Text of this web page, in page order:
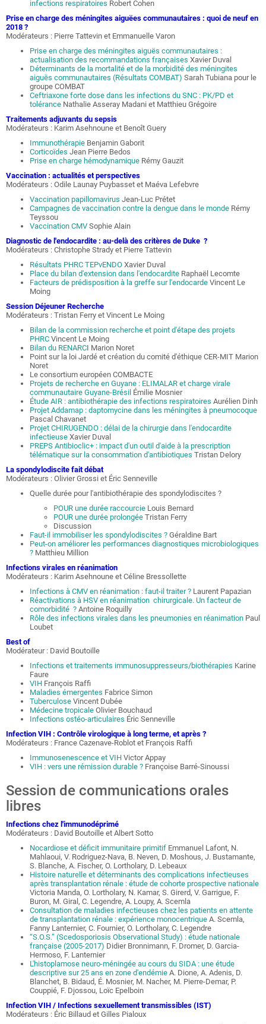
infections respiratoires Robert Cohen
Prise en charge des méningites aiguëes communautaires : quoi de neuf en
2018 ?
Modérateurs : Pierre Tattevin et Emmanuelle Varon
Prise en charge des méningites aiguës communautaires :
actualisation des recommandations françaises Xavier Duval
Déterminants de la mortalité et de la morbidité des méningites
aiguës communautaires (Résultats COMBAT) Sarah Tubiana pour le
groupe COMBAT
Ceftriaxone forte dose dans les infections du SNC : PK/PD et
tolérance Nathalie Asseray Madani et Matthieu Grégoire
Traitements adjuvants du sepsis
Modérateurs : Karim Asehnoune et Benoît Guery
Immunothérapie Benjamin Gaborit
Corticoïdes Jean Pierre Bedos
Prise en charge hémodynamique Rémy Gauzit
Vaccination : actualités et perspectives
Modérateurs : Odile Launay Puybasset et Maéva Lefebvre
Vaccination papillomavirus Jean-Luc Prétet
Campagnes de vaccination contre la dengue dans le monde Rémy
Teyssou
Vaccination CMV Sophie Alain
Diagnostic de l'endocardite : au-delà des critères de Duke ?
Modérateurs : Christophe Strady et Pierre Tattevin
Résultats PHRC TEPvENDO Xavier Duval
Place du bilan d'extension dans l'endocardite Raphaël Lecomte
Facteurs de prédisposition à la greffe sur l'endocarde Vincent Le
Moing
Session Déjeuner Recherche
Modérateurs : Tristan Ferry et Vincent Le Moing
Bilan de la commission recherche et point d'étape des projets
PHRC Vincent Le Moing
Bilan du RENARCI Marion Noret
Point sur la loi Jardé et création du comité d'éthique CER-MIT Marion
Noret
Le consortium européen COMBACTE
Projets de recherche en Guyane : ELIMALAR et charge virale
communautaire Guyane-Brésil Émilie Mosnier
Étude AIR : antibiothérapie des infections respiratoires Aurélien Dinh
Projet Addamap : daptomycine dans les méningites à pneumocoque
Pascal Chavanet
Projet CHIRUGENDO : délai de la chirurgie dans l'endocardite
infectieuse Xavier Duval
PREPS Antibioclic+ : impact d'un outil d'aide à la prescription
télématique sur la consommation d'antibiotiques Tristan Delory
La spondylodiscite fait débat
Modérateurs : Olivier Grossi et Éric Senneville
Quelle durée pour l'antibiothérapie des spondylodiscites ?
POUR une durée raccourcie Louis Bernard
POUR une durée prolongée Tristan Ferry
Discussion
Faut-il immobiliser les spondylodiscites ? Géraldine Bart
Peut-on améliorer les performances diagnostiques microbiologiques
? Matthieu Million
Infections virales en réanimation
Modérateurs : Karim Asehnoune et Céline Bressollette
Infections à CMV en réanimation : faut-il traiter ? Laurent Papazian
Réactivations à HSV en réanimation chirurgicale. Un facteur de
comorbidité ? Antoine Roquilly
Rôle des infections virales dans les pneumonies en réanimation Paul
Loubet
Best of
Modérateur : David Boutoille
Infections et traitements immunosuppresseurs/biothérapies Karine
Faure
VIH François Raffi
Maladies émergentes Fabrice Simon
Tuberculose Vincent Dubée
Médecine tropicale Olivier Bouchaud
Infections ostéo-articulaires Éric Senneville
Infection VIH : Contrôle virologique à long terme, et après ?
Modérateurs : France Cazenave-Roblot et François Raffi
Immunosenescence et VIH Victor Appay
VIH : vers une rémission durable ? Françoise Barré-Sinoussi
Session de communications orales
libres
Infections chez l'immunodéprimé
Modérateurs : David Boutoille et Albert Sotto
Nocardiose et déficit immunitaire primitif Emmanuel Lafont, N.
Mahlaoui, V. Rodriguez-Nava, B. Neven, D. Moshous, J. Bustamante,
S. Blanche, A. Fischer, O. Lortholary, D. Lebeaux
Histoire naturelle et déterminants des complications infectieuses
après transplantation rénale : étude de cohorte prospective nationale
Victoria Manda, O. Lortholary, N. Kamar, S. Girerd, V. Garrigue, F.
Buron, M. Giral, C. Legendre, A. Loupy, A. Scemla
Consultation de maladies infectieuses chez les patients en attente
de transplantation rénale : expérience monocentrique A. Scemla,
Fanny Lanternier, C. Fournier, O. Lortholary, C. Legendre
“S.O.S.” (Scedosporiosis Observational Study) : étude nationale
française (2005-2017) Didier Bronnimann, F. Dromer, D. Garcia-
Hermoso, F. Lanternier
L'histoplamose neuro-méningée au cours du SIDA : une étude
descriptive sur 25 ans en zone d'endémie A. Dione, A. Adenis, D.
Blanchet, B. Bidaud, É. Mosnier, M. Nacher, M. Pierre-Demar, P.
Couppié, F. Djossou, Loïc Epelboin
Infection VIH / Infections sexuellement transmissibles (IST)
Modérateurs : Éric Billaud et Gilles Pialoux